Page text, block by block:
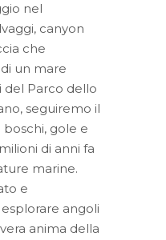
nel
canyon
che
un mare
del Parco dello
seguiremo il
gole e
di anni fa
marine.
e
angoli
anima della